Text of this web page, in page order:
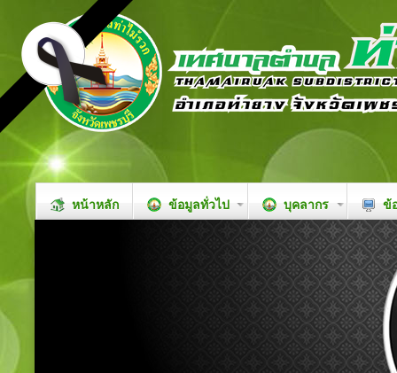
หน้าหลัก ข้อมูลทั่วไป บุคลากร ข้